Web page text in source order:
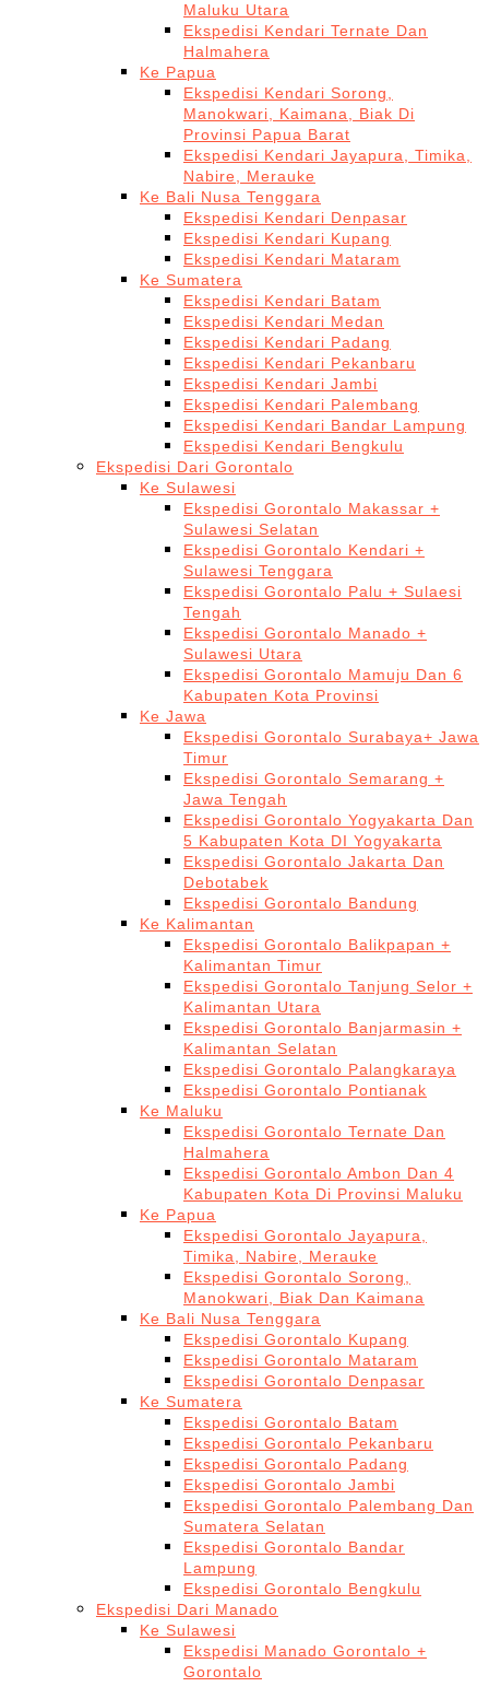
Maluku Utara
Ekspedisi Kendari Ternate Dan
Halmahera
Ke Papua
Ekspedisi Kendari Sorong,
Manokwari, Kaimana, Biak Di
Provinsi Papua Barat
Ekspedisi Kendari Jayapura, Timika,
Nabire, Merauke
Ke Bali Nusa Tenggara
Ekspedisi Kendari Denpasar
Ekspedisi Kendari Kupang
Ekspedisi Kendari Mataram
Ke Sumatera
Ekspedisi Kendari Batam
Ekspedisi Kendari Medan
Ekspedisi Kendari Padang
Ekspedisi Kendari Pekanbaru
Ekspedisi Kendari Jambi
Ekspedisi Kendari Palembang
Ekspedisi Kendari Bandar Lampung
Ekspedisi Kendari Bengkulu
Ekspedisi Dari Gorontalo
Ke Sulawesi
Ekspedisi Gorontalo Makassar +
Sulawesi Selatan
Ekspedisi Gorontalo Kendari +
Sulawesi Tenggara
Ekspedisi Gorontalo Palu + Sulaesi
Tengah
Ekspedisi Gorontalo Manado +
Sulawesi Utara
Ekspedisi Gorontalo Mamuju Dan 6
Kabupaten Kota Provinsi
Ke Jawa
Ekspedisi Gorontalo Surabaya+ Jawa
Timur
Ekspedisi Gorontalo Semarang +
Jawa Tengah
Ekspedisi Gorontalo Yogyakarta Dan
5 Kabupaten Kota DI Yogyakarta
Ekspedisi Gorontalo Jakarta Dan
Debotabek
Ekspedisi Gorontalo Bandung
Ke Kalimantan
Ekspedisi Gorontalo Balikpapan +
Kalimantan Timur
Ekspedisi Gorontalo Tanjung Selor +
Kalimantan Utara
Ekspedisi Gorontalo Banjarmasin +
Kalimantan Selatan
Ekspedisi Gorontalo Palangkaraya
Ekspedisi Gorontalo Pontianak
Ke Maluku
Ekspedisi Gorontalo Ternate Dan
Halmahera
Ekspedisi Gorontalo Ambon Dan 4
Kabupaten Kota Di Provinsi Maluku
Ke Papua
Ekspedisi Gorontalo Jayapura,
Timika, Nabire, Merauke
Ekspedisi Gorontalo Sorong,
Manokwari, Biak Dan Kaimana
Ke Bali Nusa Tenggara
Ekspedisi Gorontalo Kupang
Ekspedisi Gorontalo Mataram
Ekspedisi Gorontalo Denpasar
Ke Sumatera
Ekspedisi Gorontalo Batam
Ekspedisi Gorontalo Pekanbaru
Ekspedisi Gorontalo Padang
Ekspedisi Gorontalo Jambi
Ekspedisi Gorontalo Palembang Dan
Sumatera Selatan
Ekspedisi Gorontalo Bandar
Lampung
Ekspedisi Gorontalo Bengkulu
Ekspedisi Dari Manado
Ke Sulawesi
Ekspedisi Manado Gorontalo +
Gorontalo